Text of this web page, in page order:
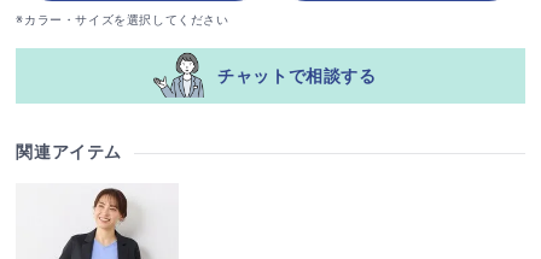
※カラー・サイズを選択してください
チャットで相談する
関連アイテム